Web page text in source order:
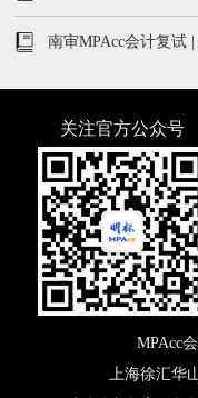
上岸
南审MPAcc会计复试
及真题汇总
关注官方公众号
MPAcc
上海徐汇华